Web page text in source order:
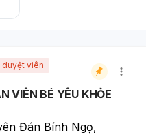
duyệt viên
VIÊN BÉ YÊU KHỎE
Đán Bính Ngọ,